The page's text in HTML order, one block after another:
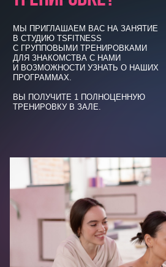
МЫ ПРИГЛАШАЕМ ВАС НА ЗАНЯТИЕ
В СТУДИЮ TSFITNESS
С ГРУППОВЫМИ ТРЕНИРОВКАМИ
ДЛЯ ЗНАКОМСТВА С НАМИ
И ВОЗМОЖНОСТИ УЗНАТЬ О НАШИХ
ПРОГРАММАХ.
ВЫ ПОЛУЧИТЕ 1 ПОЛНОЦЕННУЮ
ТРЕНИРОВКУ В ЗАЛЕ.